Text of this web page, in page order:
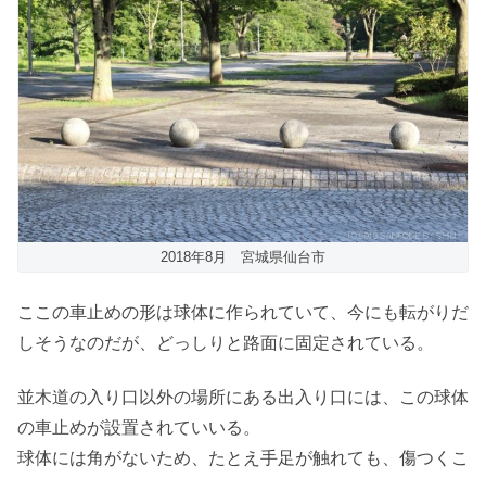
2018年8月 宮城県仙台市
ここの車止めの形は球体に作られていて、今にも転がりだ
しそうなのだが、どっしりと路面に固定されている。
並木道の入り口以外の場所にある出入り口には、この球体
の車止めが設置されていいる。
球体には角がないため、たとえ手足が触れても、傷つくこ